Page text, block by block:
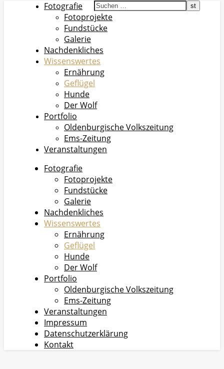
Fotografie
Fotoprojekte
Fundstücke
Galerie
Nachdenkliches
Wissenswertes
Ernährung
Geflügel
Hunde
Der Wolf
Portfolio
Oldenburgische Volkszeitung
Ems-Zeitung
Veranstaltungen
Fotografie
Fotoprojekte
Fundstücke
Galerie
Nachdenkliches
Wissenswertes
Ernährung
Geflügel
Hunde
Der Wolf
Portfolio
Oldenburgische Volkszeitung
Ems-Zeitung
Veranstaltungen
Impressum
Datenschutzerklärung
Kontakt